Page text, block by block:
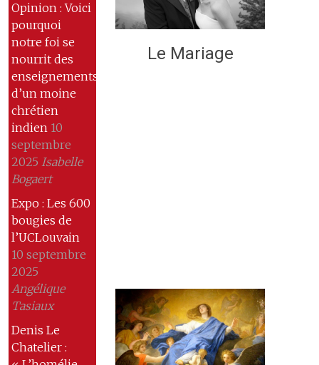
Opinion : Voici
pourquoi
notre foi se
nourrit des
enseignements
d’un moine
chrétien
indien 10
septembre
2025 Isabelle
Bogaert
Expo : Les 600
bougies de
l’UCLouvain
10 septembre
2025
Angélique
Tasiaux
Denis Le
Chatelier :
Le Mariage